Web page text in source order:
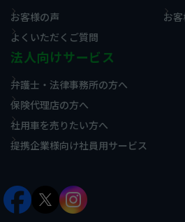
お客様の声
お
よくいただくご質問
法人向けサービス
弁護士・法律事務所の方へ
保険代理店の方へ
社用車を売りたい方へ
提携企業様向け社員用サービス